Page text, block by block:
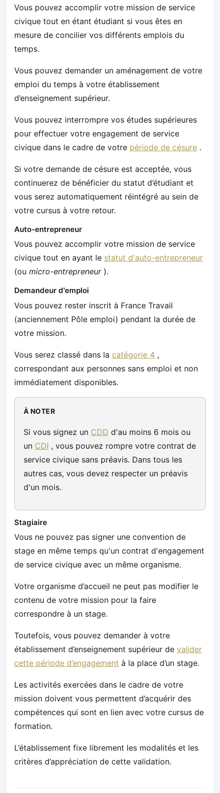
Vous pouvez accomplir votre mission de service
civique tout en étant étudiant si vous êtes en
mesure de concilier vos différents emplois du
temps.
Vous pouvez demander un aménagement de votre
emploi du temps à votre établissement
d’enseignement supérieur.
Vous pouvez interrompre vos études supérieures
pour effectuer votre engagement de service
civique dans le cadre de votre période de césure .
Si votre demande de césure est acceptée, vous
continuerez de bénéficier du statut d’étudiant et
vous serez automatiquement réintégré au sein de
votre cursus à votre retour.
Auto-entrepreneur
Vous pouvez accomplir votre mission de service
civique tout en ayant le statut d'auto-entrepreneur
(ou micro-entrepreneur).
Demandeur d'emploi
Vous pouvez rester inscrit à France Travail
(anciennement Pôle emploi) pendant la durée de
votre mission.
Vous serez classé dans la catégorie 4 ,
correspondant aux personnes sans emploi et non
immédiatement disponibles.
À NOTER
Si vous signez un CDD d'au moins 6 mois ou
un CDI , vous pouvez rompre votre contrat de
service civique sans préavis. Dans tous les
autres cas, vous devez respecter un préavis
d'un mois.
Stagiaire
Vous ne pouvez pas signer une convention de
stage en même temps qu'un contrat d'engagement
de service civique avec un même organisme.
Votre organisme d’accueil ne peut pas modifier le
contenu de votre mission pour la faire
correspondre à un stage.
Toutefois, vous pouvez demander à votre
établissement d’enseignement supérieur de valider
cette période d’engagement à la place d’un stage.
Les activités exercées dans le cadre de votre
mission doivent vous permettent d’acquérir des
compétences qui sont en lien avec votre cursus de
formation.
L’établissement fixe librement les modalités et les
critères d’appréciation de cette validation.